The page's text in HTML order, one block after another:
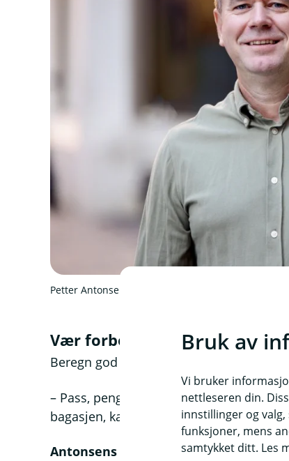
Petter Antonsen, skadeforebygger i JBF
Vær forberedt på flyreisen
Beregn god tid til sikkerhetskontrollen,
– Pass, penger, medisiner og
bagasjen, kan det bli utfordrende uten
Antonsens reisesjekkliste:
Bruk av
Vi bruker
nettleseren din.
innstillinger og
funksjoner, mens
samtykket ditt. Les